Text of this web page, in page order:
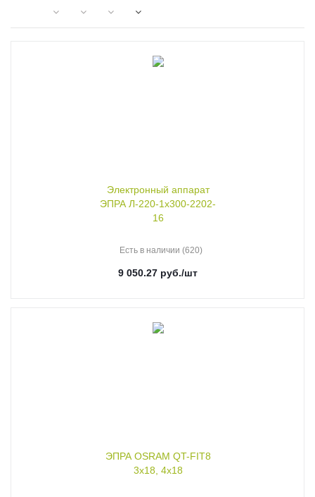
Электронный аппарат
ЭПРА Л-220-1х300-2202-
16
Есть в наличии (620)
9 050.27 руб./шт
ЭПРА OSRAM QT-FIT8
3x18, 4x18